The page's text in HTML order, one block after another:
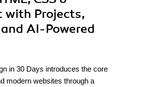
with Projects,
AI-Powered
in 30 Days introduces the core
modern websites through a